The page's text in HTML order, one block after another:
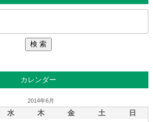
カレンダー
2014年6月
水 木 金 土
日